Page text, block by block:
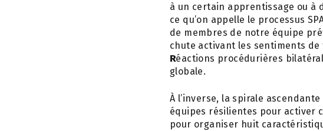
à un certain apprentissage ou à
ce qu’on appelle le processus
de membres de notre équipe
chute activant les sentiments
Réactions procédurières
globale.
À l’inverse, la spirale
équipes résilientes pour activer
pour organiser huit